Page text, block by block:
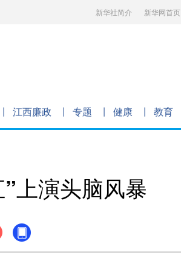
新华社简介 新华网首页
江西廉政 专题 健康 教育
上演头脑风暴